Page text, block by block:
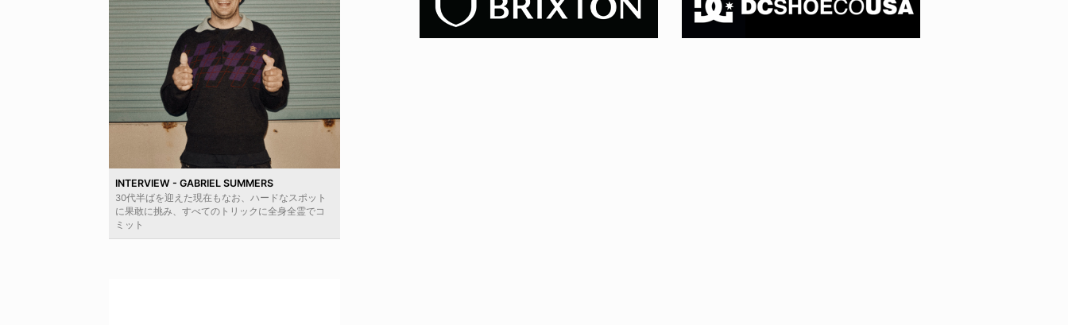
INTERVIEW - GABRIEL SUMMERS
30代半ばを迎えた現在もなお、ハードなスポット
に果敢に挑み、すべてのトリックに全身全霊でコ
ミット